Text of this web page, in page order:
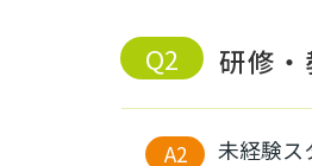
研修・
未経験ス